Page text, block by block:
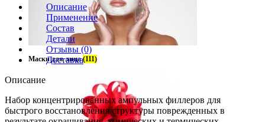
Маски для лица(111)
Описание
Применение
Состав
Детали
Отзывы (0)
Доставка
Описание
Набор концентрированных ампульных филлеров для
быстрого восстановления структуры поврежденных в